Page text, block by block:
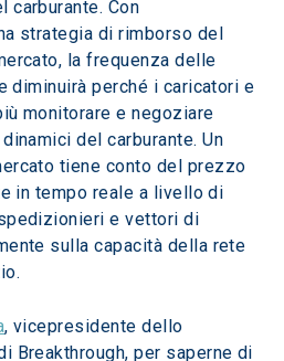
carburante. Con
strategia di rimborso del
la frequenza delle
perché i caricatori e
monitorare e negoziare
del carburante. Un
tiene conto del prezzo
in tempo reale a livello di
e vettori di
sulla capacità della rete
, vicepresidente dello
Breakthrough, per saperne di